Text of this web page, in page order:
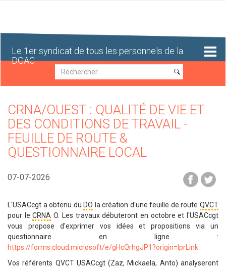
Le 1er syndicat de tous les personnels de la
DGAC
Recherche
Recherche
CRNA/OUEST : QUALITÉ DE VIE ET
DES CONDITIONS DE TRAVAIL -
FEUILLE DE ROUTE &
QUESTIONNAIRE LOCAL
07-07-2026
L'USACcgt a obtenu du DO la création d'une feuille de routeQVCT
pour leCRNA O. Les travaux débuteront en octobre et l'USACcgt
vous propose d'exprimer vos idées et propositions via un
questionnaire en ligne :
https://forms.cloud.microsoft/e/gHcQrhgJP1?origin=lprLink
Vos référents QVCT USACcgt (Zaz, Mickaela, Anto) analyseront